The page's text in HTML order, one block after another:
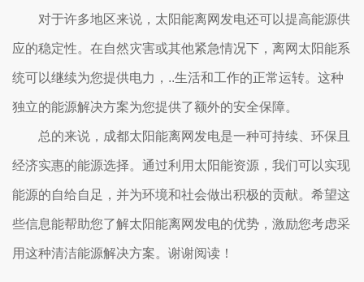
对于许多地区来说，太阳能离网发电还可以提高能源供
应的稳定性。在自然灾害或其他紧急情况下，离网太阳能系
统可以继续为您提供电力，..生活和工作的正常运转。这种
独立的能源解决方案为您提供了额外的安全保障。
总的来说，成都太阳能离网发电是一种可持续、环保且
经济实惠的能源选择。通过利用太阳能资源，我们可以实现
能源的自给自足，并为环境和社会做出积极的贡献。希望这
些信息能帮助您了解太阳能离网发电的优势，激励您考虑采
用这种清洁能源解决方案。谢谢阅读！